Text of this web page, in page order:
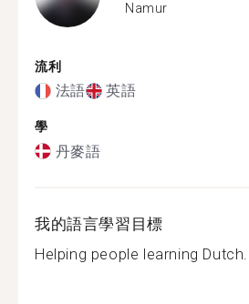
Namur
流利
法語 英語
學
丹麥語
我的語言學習目標
Helping people learning Dutch...